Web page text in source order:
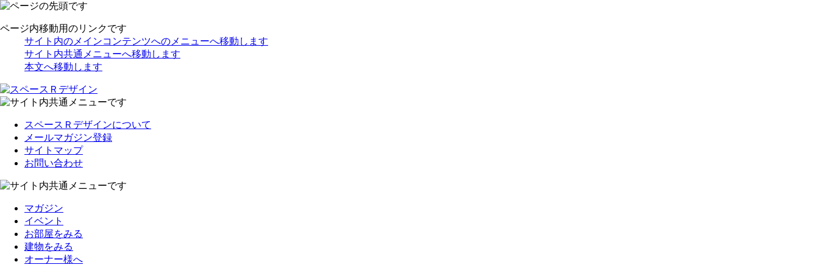
ページ内移動用のリンクです
サイト内のメインコンテンツへのメニューへ移動します
サイト内共通メニューへ移動します
本文へ移動します
スペースＲデザインについて
メールマガジン登録
サイトマップ
お問い合わせ
マガジン
イベント
お部屋をみる
建物をみる
オーナー様へ